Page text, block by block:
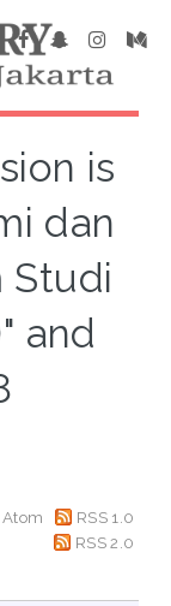
is
dan
Studi
and
Atom
RSS 1.0
RSS 2.0